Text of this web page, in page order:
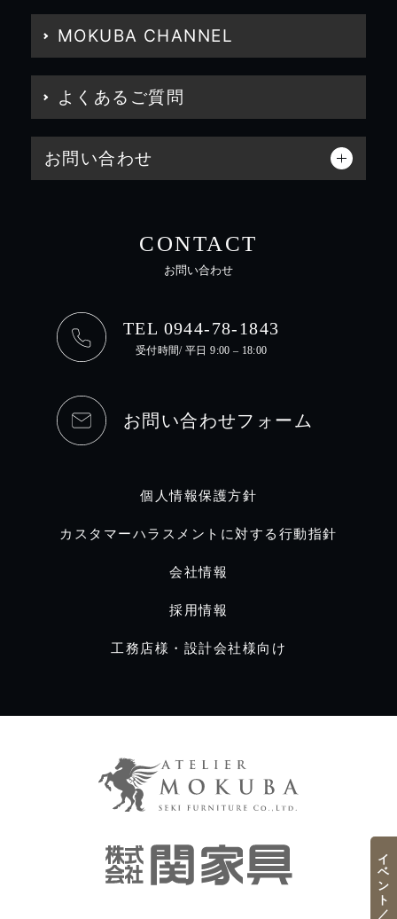
MOKUBA CHANNEL
よくあるご質問
お問い合わせ
CONTACT
お問い合わせ
TEL 0944-78-1843
受付時間/ 平日 9:00 – 18:00
お問い合わせフォーム
個人情報保護方針
カスタマーハラスメントに対する行動指針
会社情報
採用情報
工務店様・設計会社様向け